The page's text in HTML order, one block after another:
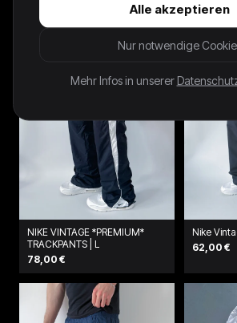
NIKE VINTAGE *PREMIUM*
TRACKPANTS | L
78,00 €
Nike
62,00 €
Alle akzeptieren
Nur notwendige
Mehr Infos in unserer